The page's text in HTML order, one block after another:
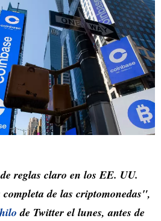
reglas claro en los EE. UU.
de las criptomonedas",
hilo de Twitter el lunes, antes de